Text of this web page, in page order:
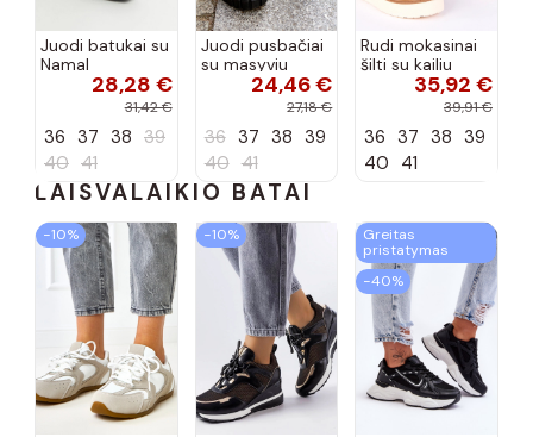
Juodi batukai su
Namal
dekoracija28,28 €
31,42 €
36 37 38 39
40 41
Juodi pusbačiai
su masyviu
padu Teska24,46 €
27,18 €
36 37 38 39
40 41
Rudi mokasinai
šilti su kailiu
35,92 €
39,91 €
36 37 38 39
40 41
LAISVALAIKIO BATAI
−10% −10%
Greitas
pristatymas
−40%